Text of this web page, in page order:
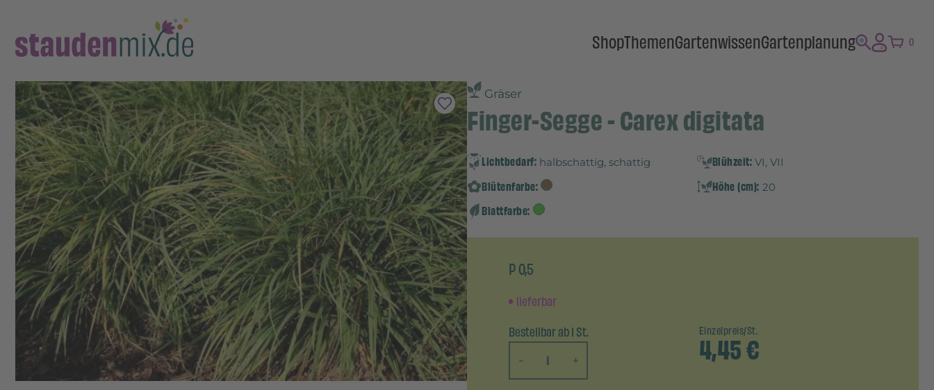
ShopThemenGartenwissenGartenplanung 0
Gräser
Finger-Segge - Carex digitata
Lichtbedarf: halbschattig, schattig Blühzeit: VI, VII
Blütenfarbe: Höhe (cm): 20
Blattfarbe:
P 0,5
lieferbar
Bestellbar ab 1 St.
-
+
Einzelpreis/St.
4,45€